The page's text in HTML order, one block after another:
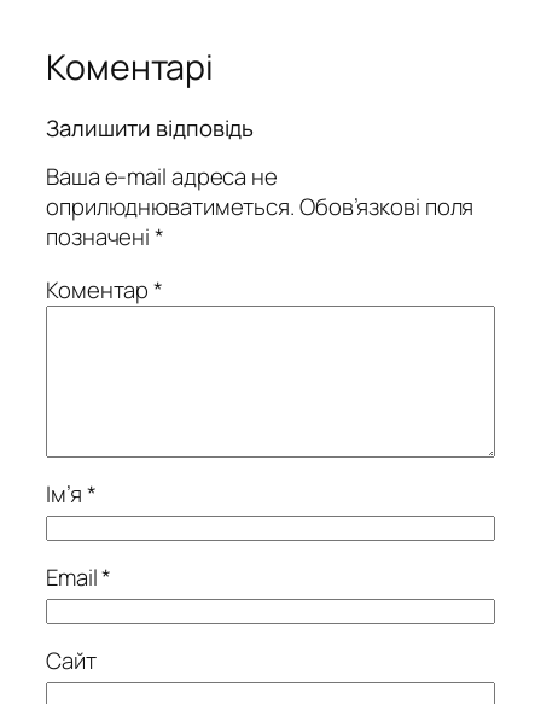
Коментарі
Залишити відповідь
Ваша e-mail адреса не
оприлюднюватиметься.Обов’язкові поля
позначені*
Коментар*
Ім’я*
Email*
Сайт